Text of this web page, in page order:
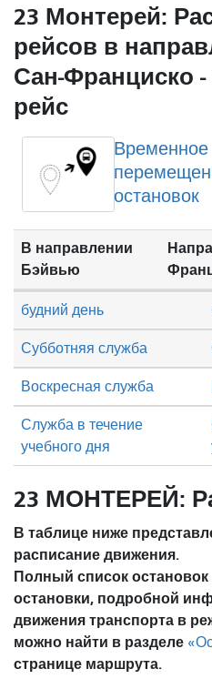
23 Монтерей:
рейсов в
Сан-Франциско -
рейс
Временное
остановок
В направлении
Бэйвью
Субботняя служба
Воскресная служба
будний день
Служба в течение
учебного дня
23 МОНТЕРЕЙ:
В таблице ниже
расписание движения.
Полный список
остановки, подробной
движения транспорта в
можно найти в разделе
странице маршрута.